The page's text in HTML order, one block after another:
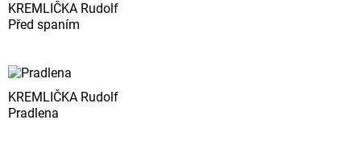
KREMLIČKA Rudolf
Před spaním
KREMLIČKA Rudolf
Pradlena